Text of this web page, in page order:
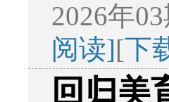
2026年
阅读][下
回归美